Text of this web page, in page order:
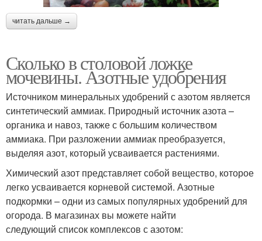
читать дальше →
Сколько в столовой ложке
мочевины. Азотные удобрения
Источником минеральных удобрений с азотом является
синтетический аммиак. Природный источник азота –
органика и навоз, также с большим количеством
аммиака. При разложении аммиак преобразуется,
выделяя азот, который усваивается растениями.
Химический азот представляет собой вещество, которое
легко усваивается корневой системой. Азотные
подкормки – одни из самых популярных удобрений для
огорода. В магазинах вы можете найти
следующий список комплексов с азотом: